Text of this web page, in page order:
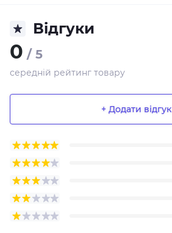
Відгуки
0 / 5
середній рейтинг товару
+ Додати відгук